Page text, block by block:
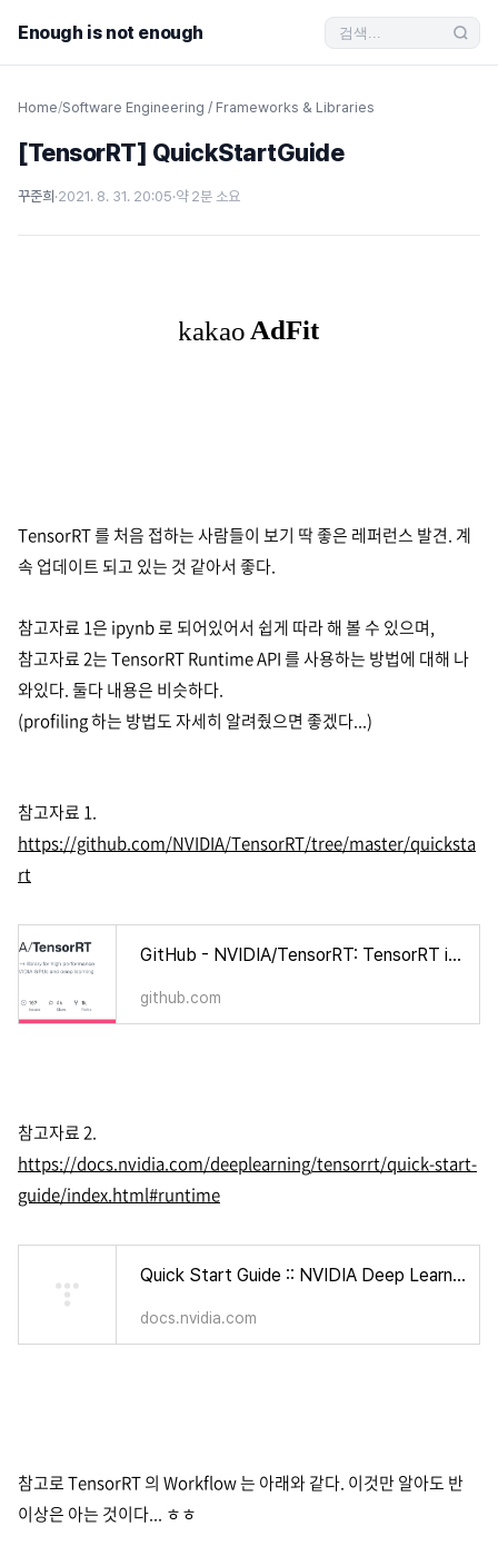
Enough is not enough
Home/Software Engineering / Frameworks & Libraries
[TensorRT] QuickStartGuide
꾸준희 ·2021. 8. 31. 20:05·약 2분 소요
TensorRT 를 처음 접하는 사람들이 보기 딱 좋은 레퍼런스 발견. 계
속 업데이트 되고 있는 것 같아서 좋다.
참고자료 1은 ipynb 로 되어있어서 쉽게 따라 해 볼 수 있으며,
참고자료 2는 TensorRT Runtime API 를 사용하는 방법에 대해 나
와있다. 둘다 내용은 비슷하다.
(profiling 하는 방법도 자세히 알려줬으면 좋겠다...)
참고자료 1.
https://github.com/NVIDIA/TensorRT/tree/master/quicksta
rt
GitHub - NVIDIA/TensorRT: TensorRT is a C++ library for high performance inference on NVIDIA GPUs and deep learning accelerators
github.com
참고자료 2.
https://docs.nvidia.com/deeplearning/tensorrt/quick-start-
guide/index.html#runtime
Quick Start Guide :: NVIDIA Deep Learning TensorRT Documentation
docs.nvidia.com
참고로 TensorRT 의 Workflow 는 아래와 같다. 이것만 알아도 반
이상은 아는 것이다... ㅎㅎ